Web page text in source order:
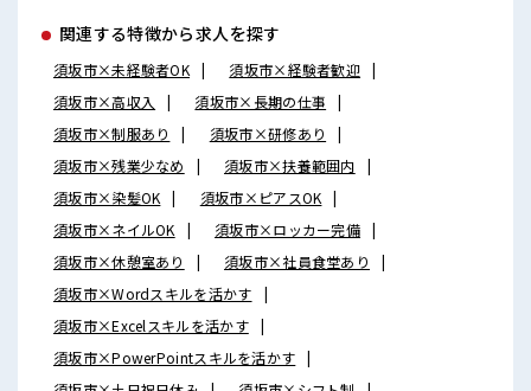
関連する特徴から求人を探す
須坂市×未経験者OK
須坂市×経験者歓迎
須坂市×高収入
須坂市×長期の仕事
須坂市×制服あり
須坂市×研修あり
須坂市×残業少なめ
須坂市×扶養範囲内
須坂市×染髪OK
須坂市×ピアスOK
須坂市×ネイルOK
須坂市×ロッカー完備
須坂市×休憩室あり
須坂市×社員食堂あり
須坂市×Wordスキルを活かす
須坂市×Excelスキルを活かす
須坂市×PowerPointスキルを活かす